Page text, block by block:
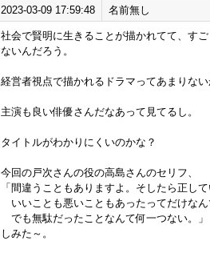
2023-03-09 17:59:48 名前無し
社会で賢明に生きることが描かれてて、す
ないんだろう。
経営者視点で描かれるドラマってあまりない
主演も良い俳優さんだなあって見てるし。
タイトルがわかりにくいのかな？
今回の戸次さんの役の高島さんのセリフ、
「間違うこともありますよ。そしたら正して
いいことも悪いこともあったってだけなん
でも無駄だったことなんて何一つない。」
しみた～。